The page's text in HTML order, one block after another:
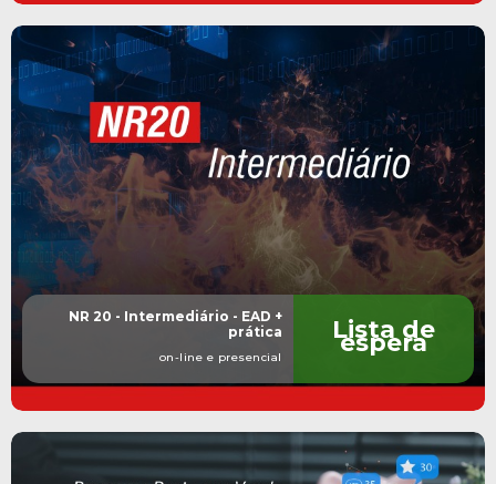
NR 20 - Intermediário - EAD +
prática
on-line e presencial
Lista de
espera